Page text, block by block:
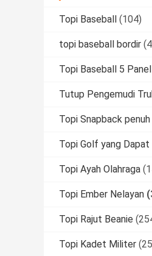
Topi Baseball (104)
topi baseball bordir
Topi Baseball 5 Panel
Tutup Pengemudi
Topi Snapback
Topi Golf yang Dapat
Topi Ayah Olahraga
Topi Ember Nelayan
Topi Rajut Beanie
Topi Kadet Militer